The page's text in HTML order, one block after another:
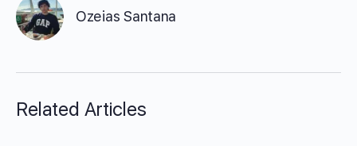
Ozeias Santana
Related Articles